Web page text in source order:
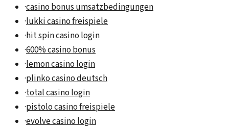
·casino bonus umsatzbedingungen
·lukki casino freispiele
·hit spin casino login
·600% casino bonus
·lemon casino login
·plinko casino deutsch
·total casino login
·pistolo casino freispiele
·evolve casino login